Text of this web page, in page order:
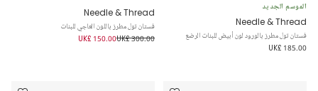
الموسم الجديد
Needle & Thread
فستان تول مطرز بالورود لون أبيض للبنات الرضع
UK£ 185.00
Needle & Thread
فستان تول مطرز باللون العاجي للبنات
UK£ 300.00
UK£ 150.00